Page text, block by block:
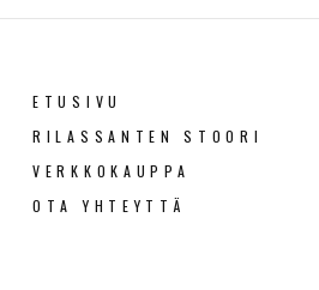
ETUSIVU
RILASSANTEN STOORI
VERKKOKAUPPA
OTA YHTEYTTÄ